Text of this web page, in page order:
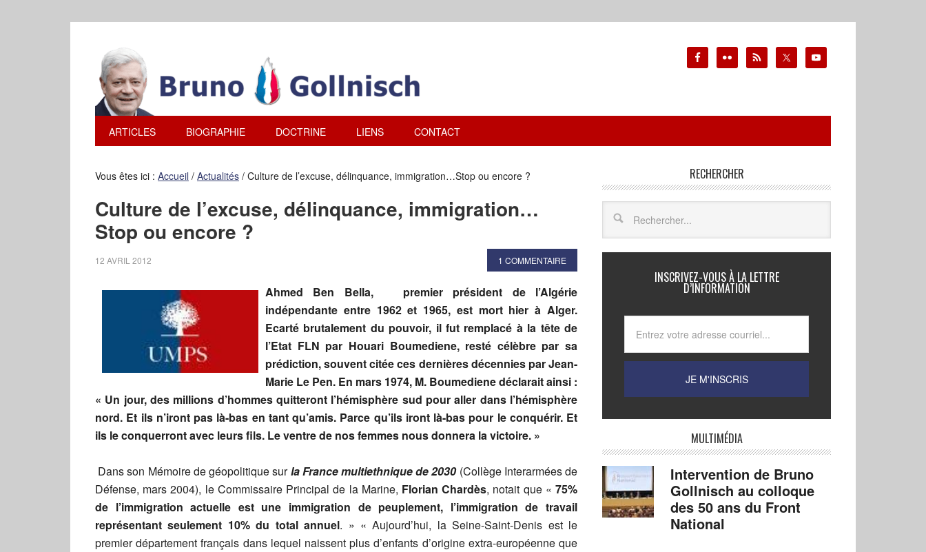
ARTICLES BIOGRAPHIE DOCTRINE LIENS CONTACT
Vous êtes ici : Accueil / Actualités / Culture de l’excuse, délinquance, immigration…Stop ou encore ?
Culture de l’excuse, délinquance, immigration…
Stop ou encore ?
12 AVRIL 2012 1 COMMENTAIRE
Ahmed Ben Bella, premier président de l’Algérie
indépendante entre 1962 et 1965, est mort hier à Alger.
Ecarté brutalement du pouvoir, il fut remplacé à la tête de
l’Etat FLN par Houari Boumediene, resté célèbre par sa
prédiction, souvent citée ces dernières décennies par Jean-
Marie Le Pen. En mars 1974, M. Boumediene déclarait ainsi :
« Un jour, des millions d’hommes quitteront l’hémisphère sud pour aller dans l’hémisphère
nord. Et ils n’iront pas là-bas en tant qu’amis. Parce qu’ils iront là-bas pour le conquérir. Et
ils le conquerront avec leurs fils. Le ventre de nos femmes nous donnera la victoire. »
Dans son Mémoire de géopolitique surla France multiethnique de 2030(Collège Interarmées de
Défense, mars 2004), le Commissaire Principal de la Marine, Florian Chardès, notait que «75%
de l’immigration actuelle est une immigration de peuplement, l’immigration de travail
représentant seulement 10% du total annuel. » « Aujourd’hui, la Seine-Saint-Denis est le
premier département français dans lequel naissent plus d’enfants d’origine extra-européenne que
RECHERCHER
INSCRIVEZ-VOUS À LA LETTRE
D’INFORMATION
MULTIMÉDIA
Intervention de Bruno
Gollnisch au colloque
des 50 ans du Front
National